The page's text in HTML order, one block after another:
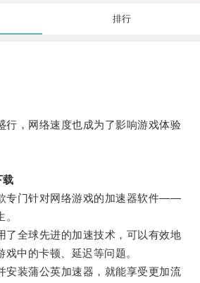
排行
，网络速度也成为了影响游戏体验
载
门针对网络游戏的加速器软件——
全球先进的加速技术，可以有效地
中的卡顿、延迟等问题。
装蒲公英加速器，就能享受更加流